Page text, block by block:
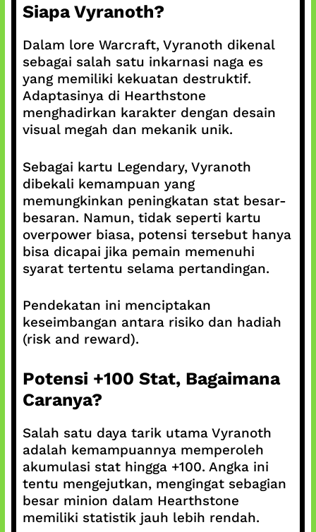
Siapa Vyranoth?
Dalam lore Warcraft, Vyranoth dikenal
sebagai salah satu inkarnasi naga es
yang memiliki kekuatan destruktif.
Adaptasinya di Hearthstone
menghadirkan karakter dengan desain
visual megah dan mekanik unik.
Sebagai kartu Legendary, Vyranoth
dibekali kemampuan yang
memungkinkan peningkatan stat besar-
besaran. Namun, tidak seperti kartu
overpower biasa, potensi tersebut hanya
bisa dicapai jika pemain memenuhi
syarat tertentu selama pertandingan.
Pendekatan ini menciptakan
keseimbangan antara risiko dan hadiah
(risk and reward).
Potensi +100 Stat, Bagaimana
Caranya?
Salah satu daya tarik utama Vyranoth
adalah kemampuannya memperoleh
akumulasi stat hingga +100. Angka ini
tentu mengejutkan, mengingat sebagian
besar minion dalam Hearthstone
memiliki statistik jauh lebih rendah.